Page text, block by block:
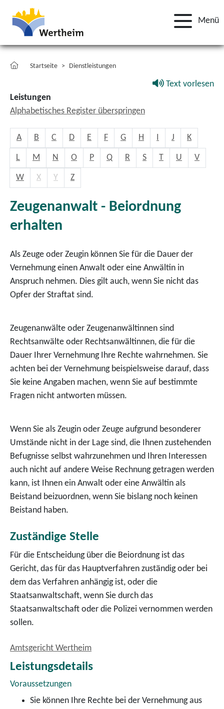
Menü
Startseite Dienstleistungen
Text vorlesen
Leistungen
Alphabetisches Register überspringen
A B C D E F G H I J K
L M N O P Q R S T U V
W X Y Z
Zeugenanwalt - Beiordnung
erhalten
Als Zeuge oder Zeugin können Sie für die Dauer der
Vernehmung einen Anwalt oder eine Anwältin in
Anspruch nehmen. Dies gilt auch, wenn Sie nicht das
Opfer der Straftat sind.
Zeugenanwälte oder Zeugenanwältinnen sind
Rechtsanwälte oder Rechtsanwältinnen, die für die
Dauer Ihrer Vernehmung Ihre Rechte wahrnehmen. Sie
achten bei der Vernehmung beispielsweise darauf, dass
Sie keine Angaben machen, wenn Sie auf bestimmte
Fragen nicht antworten müssen.
Wenn Sie als Zeugin oder Zeuge aufgrund besonderer
Umstände nicht in der Lage sind, die Ihnen zustehenden
Befugnisse selbst wahrzunehmen und Ihren Interessen
auch nicht auf andere Weise Rechnung getragen werden
kann, ist Ihnen ein Anwalt oder eine Anwältin als
Beistand beizuordnen, wenn Sie bislang noch keinen
Beistand haben.
Zuständige Stelle
Für die Entscheidung über die Beiordnung ist das
Gericht, das für das Hauptverfahren zuständig oder bei
dem das Verfahren anhängig ist, oder die
Staatsanwaltschaft, wenn Sie durch das
Staatsanwaltschaft oder die Polizei vernommen werden
sollen.
Amtsgericht Wertheim
Leistungsdetails
Voraussetzungen
Sie können Ihre Rechte bei der Vernehmung aus